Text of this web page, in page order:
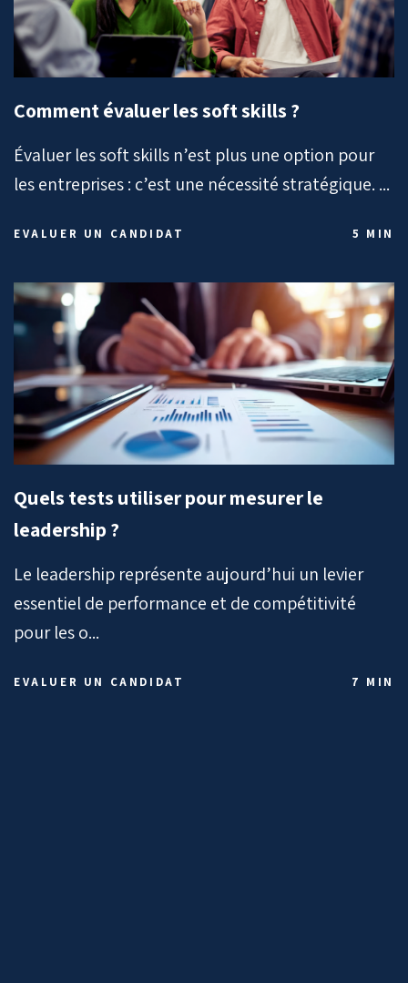
Comment évaluer les soft skills ?
Évaluer les soft skills n’est plus une option pour
les entreprises : c’est une nécessité stratégique. ...
EVALUER UN CANDIDAT 5 MIN
Quels tests utiliser pour mesurer le
leadership ?
Le leadership représente aujourd’hui un levier
essentiel de performance et de compétitivité
pour les o...
EVALUER UN CANDIDAT 7 MIN